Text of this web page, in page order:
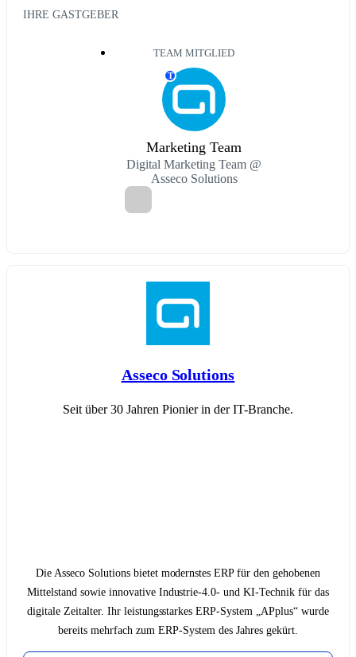
IHRE GASTGEBER
TEAM MITGLIED
T
Marketing Team
Digital Marketing Team @
Asseco Solutions
Asseco Solutions
Seit über 30 Jahren Pionier in der IT-Branche.
Die Asseco Solutions bietet modernstes ERP für den gehobenen
Mittelstand sowie innovative Industrie-4.0- und KI-Technik für das
digitale Zeitalter. Ihr leistungsstarkes ERP-System „APplus“ wurde
bereits mehrfach zum ERP-System des Jahres gekürt.